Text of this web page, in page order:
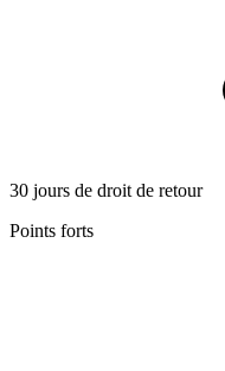
30 jours de droit de retour
Points forts